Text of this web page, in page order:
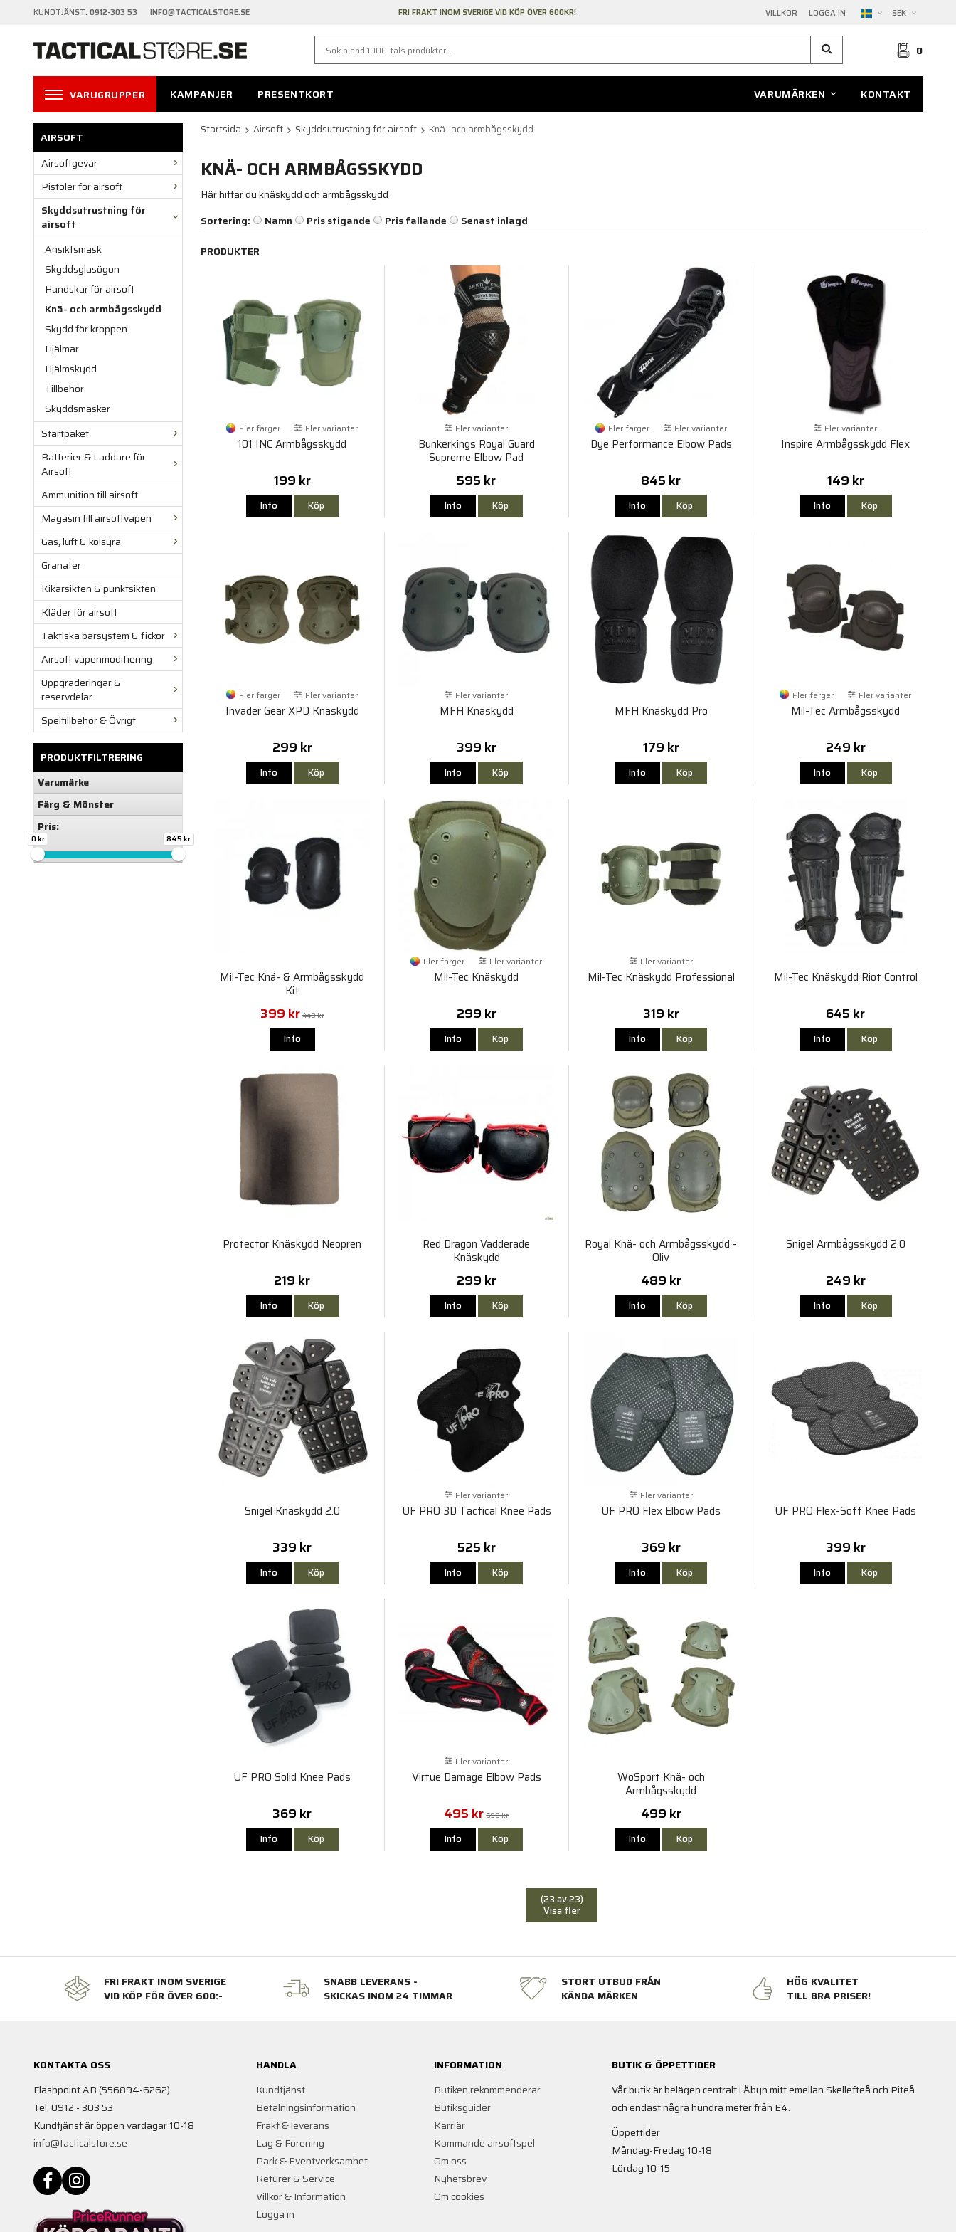
KUNDTJÄNST: 0912-303 53 INFO@TACTICALSTORE.SE VILLKOR LOGGA IN SEK
FRI FRAKT INOM SVERIGE VID KÖP ÖVER 600KR!
0
VARUGRUPPER KAMPANJER PRESENTKORT VARUMÄRKEN KONTAKT
AIRSOFT
Airsoftgevär
Pistoler för airsoft
Skyddsutrustning för
airsoft
Ansiktsmask
Skyddsglasögon
Handskar för airsoft
Knä- och armbågsskydd
Skydd för kroppen
Hjälmar
Hjälmskydd
Tillbehör
Skyddsmasker
Startpaket
Batterier & Laddare för
Airsoft
Ammunition till airsoft
Magasin till airsoftvapen
Gas, luft & kolsyra
Granater
Kikarsikten & punktsikten
Kläder för airsoft
Taktiska bärsystem & fickor
Airsoft vapenmodifiering
Uppgraderingar &
reservdelar
Speltillbehör & Övrigt
PRODUKTFILTRERING
Varumärke
Färg & Mönster
Pris:
0 kr 845 kr
Startsida Airsoft Skyddsutrustning för airsoft Knä- och armbågsskydd
KNÄ- OCH ARMBÅGSSKYDD
Här hittar du knäskydd och armbågsskydd
Sortering:
Namn Pris stigande Pris fallande
Senast inlagd
PRODUKTER
Fler färger Fler varianter
101 INC Armbågsskydd
199 kr
Info Köp
Fler varianter
Bunkerkings Royal Guard
Supreme Elbow Pad
595 kr
Info Köp
Fler färger Fler varianter
Dye Performance Elbow Pads
845 kr
Info Köp
Fler varianter
Inspire Armbågsskydd Flex
149 kr
Info Köp
Fler färger Fler varianter
Invader Gear XPD Knäskydd
299 kr
Info Köp
Fler varianter
MFH Knäskydd
399 kr
Info Köp
MFH Knäskydd Pro
179 kr
Info Köp
Fler färger Fler varianter
Mil-Tec Armbågsskydd
249 kr
Info Köp
Mil-Tec Knä- & Armbågsskydd
Kit
399 kr 448 kr
Info
Fler färger Fler varianter
Mil-Tec Knäskydd
299 kr
Info Köp
Fler varianter
Mil-Tec Knäskydd Professional
319 kr
Info Köp
Mil-Tec Knäskydd Riot Control
645 kr
Info Köp
Protector Knäskydd Neopren
219 kr
Info Köp
Red Dragon Vadderade
Knäskydd
299 kr
Info Köp
Royal Knä- och Armbågsskydd -
Oliv
489 kr
Info Köp
Snigel Armbågsskydd 2.0
249 kr
Info Köp
Snigel Knäskydd 2.0
339 kr
Info Köp
Fler varianter
UF PRO 3D Tactical Knee Pads
525 kr
Info Köp
Fler varianter
UF PRO Flex Elbow Pads
369 kr
Info Köp
UF PRO Flex-Soft Knee Pads
399 kr
Info Köp
UF PRO Solid Knee Pads
369 kr
Info Köp
Fler varianter
Virtue Damage Elbow Pads
495 kr 695 kr
Info Köp
WoSport Knä- och
Armbågsskydd
499 kr
Info Köp
(23 av 23)
Visa fler
FRI FRAKT INOM SVERIGE
VID KÖP FÖR ÖVER 600:-
SNABB LEVERANS -
SKICKAS INOM 24 TIMMAR
STORT UTBUD FRÅN
KÄNDA MÄRKEN
HÖG KVALITET
TILL BRA PRISER!
KONTAKTA OSS
Flashpoint AB (556894-6262)
Tel. 0912 - 303 53
Kundtjänst är öppen vardagar 10-18
info@tacticalstore.se
HANDLA
Kundtjänst
Betalningsinformation
Frakt & leverans
Lag & Förening
Park & Eventverksamhet
Returer & Service
Villkor & Information
Logga in
INFORMATION
Butiken rekommenderar
Butiksguider
Karriär
Kommande airsoftspel
Om oss
Nyhetsbrev
Om cookies
BUTIK & ÖPPETTIDER
Vår butik är belägen centralt i Åbyn mitt emellan Skellefteå och Piteå
och endast några hundra meter från E4.
Öppettider
Måndag-Fredag 10-18
Lördag 10-15